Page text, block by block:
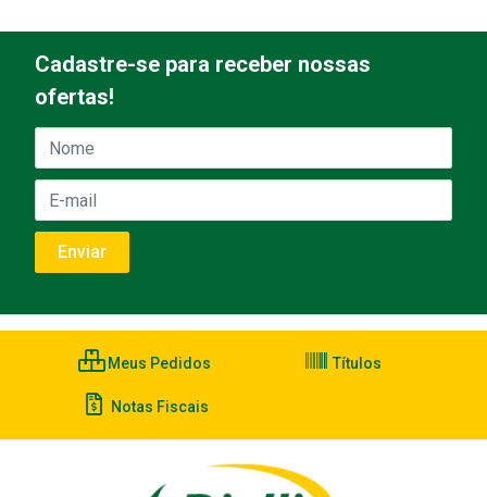
Cadastre-se para receber nossas
ofertas!
Meus Pedidos Títulos
Notas Fiscais